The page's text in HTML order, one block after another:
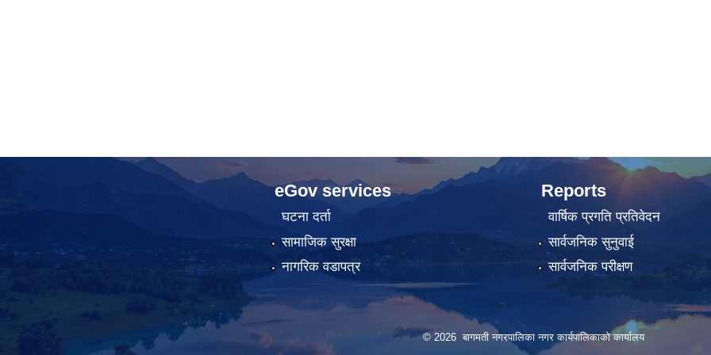
eGov services
घटना दर्ता
सामाजिक सुरक्षा
नागरिक वडापत्र
Reports
वार्षिक प्रगति प्रतिवेदन
सार्वजनिक सुनुवाई
सार्वजनिक परीक्षण
© 2026 बागमती नगरपालिका नगर कार्यपालिकाको कार्यालय